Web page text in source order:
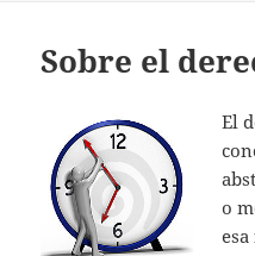
Sobre el
El
o